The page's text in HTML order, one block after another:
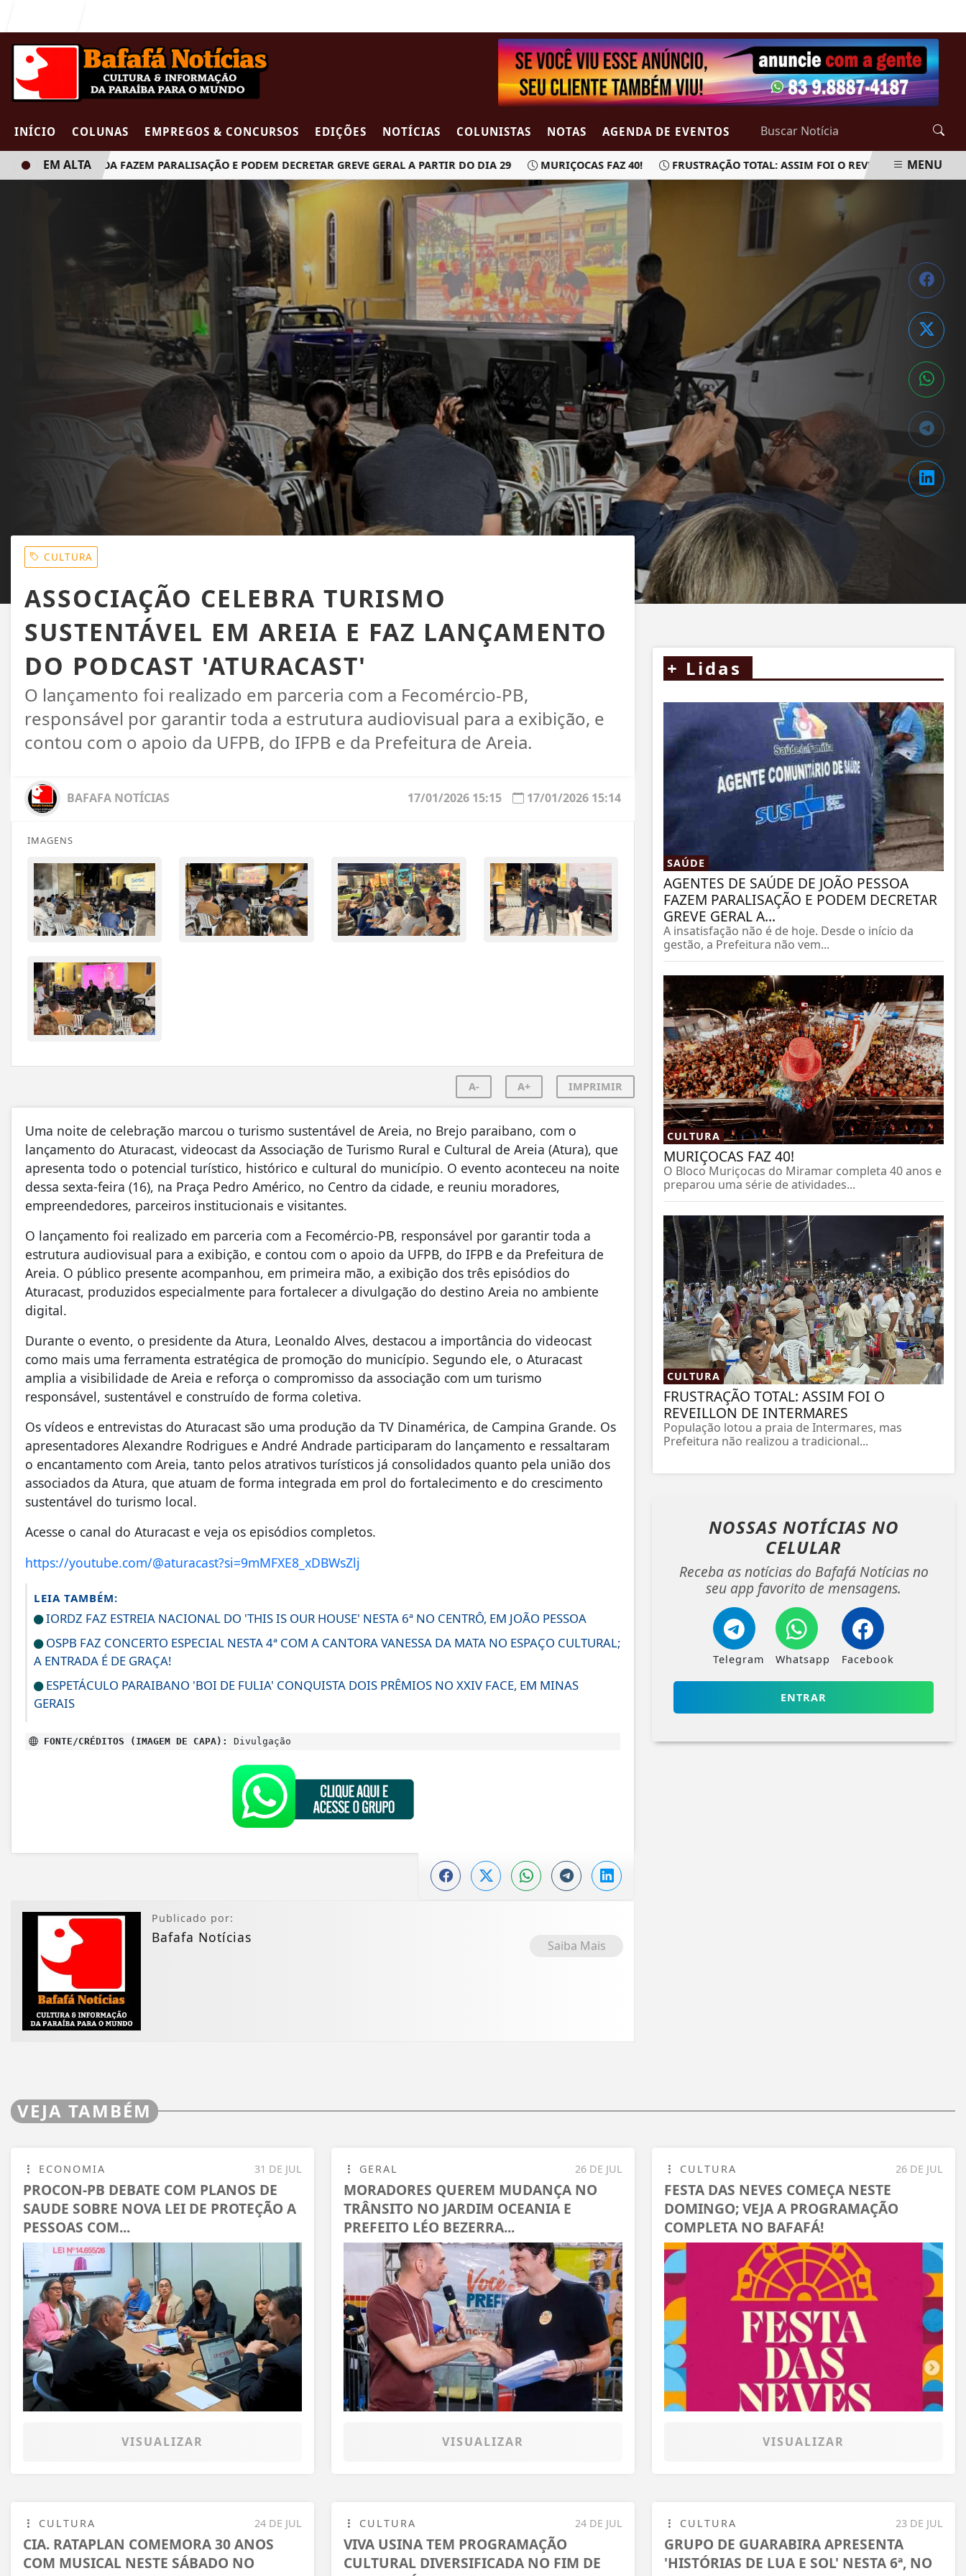
INÍCIO COLUNAS EMPREGOS & CONCURSOS EDIÇÕES NOTÍCIAS COLUNISTAS NOTAS AGENDA DE EVENTOS
DE JOÃO PESSOA FAZEM PARALISAÇÃO E PODEM DECRETAR GREVE GERAL A PARTIR DO DIA 29 MURIÇOCAS FAZ 40! FRUSTRAÇÃO TOTAL: ASSIM FOI O REVEILLON DE INTERMARES
EM ALTA MENU
CULTURA
ASSOCIAÇÃO CELEBRA TURISMO
SUSTENTÁVEL EM AREIA E FAZ LANÇAMENTO
DO PODCAST 'ATURACAST'
O lançamento foi realizado em parceria com a Fecomércio-PB,
responsável por garantir toda a estrutura audiovisual para a exibição, e
contou com o apoio da UFPB, do IFPB e da Prefeitura de Areia.
BAFAFA NOTÍCIAS 17/01/2026 15:14
17/01/2026 15:15
IMAGENS
A- A+ IMPRIMIR
Uma noite de celebração marcou o turismo sustentável de Areia, no Brejo paraibano, com o
lançamento do Aturacast, videocast da Associação de Turismo Rural e Cultural de Areia (Atura), que
apresenta todo o potencial turístico, histórico e cultural do município. O evento aconteceu na noite
dessa sexta-feira (16), na Praça Pedro Américo, no Centro da cidade, e reuniu moradores,
empreendedores, parceiros institucionais e visitantes.
O lançamento foi realizado em parceria com a Fecomércio-PB, responsável por garantir toda a
estrutura audiovisual para a exibição, e contou com o apoio da UFPB, do IFPB e da Prefeitura de
Areia. O público presente acompanhou, em primeira mão, a exibição dos três episódios do
Aturacast, produzidos especialmente para fortalecer a divulgação do destino Areia no ambiente
digital.
Durante o evento, o presidente da Atura, Leonaldo Alves, destacou a importância do videocast
como mais uma ferramenta estratégica de promoção do município. Segundo ele, o Aturacast
amplia a visibilidade de Areia e reforça o compromisso da associação com um turismo
responsável, sustentável e construído de forma coletiva.
Os vídeos e entrevistas do Aturacast são uma produção da TV Dinamérica, de Campina Grande. Os
apresentadores Alexandre Rodrigues e André Andrade participaram do lançamento e ressaltaram
o encantamento com Areia, tanto pelos atrativos turísticos já consolidados quanto pela união dos
associados da Atura, que atuam de forma integrada em prol do fortalecimento e do crescimento
sustentável do turismo local.
Acesse o canal do Aturacast e veja os episódios completos.
https://youtube.com/@aturacast?si=9mMFXE8_xDBWsZlj
LEIA TAMBÉM:
IORDZ FAZ ESTREIA NACIONAL DO 'THIS IS OUR HOUSE' NESTA 6ª NO CENTRÔ, EM JOÃO PESSOA
OSPB FAZ CONCERTO ESPECIAL NESTA 4ª COM A CANTORA VANESSA DA MATA NO ESPAÇO CULTURAL;
A ENTRADA É DE GRAÇA!
ESPETÁCULO PARAIBANO 'BOI DE FULIA' CONQUISTA DOIS PRÊMIOS NO XXIV FACE, EM MINAS
GERAIS
FONTE/CRÉDITOS (IMAGEM DE CAPA): Divulgação
Publicado por:
Bafafa Notícias Saiba Mais
+ Lidas
SAÚDE
AGENTES DE SAÚDE DE JOÃO PESSOA
FAZEM PARALISAÇÃO E PODEM DECRETAR
GREVE GERAL A...
A insatisfação não é de hoje. Desde o início da
gestão, a Prefeitura não vem...
CULTURA
MURIÇOCAS FAZ 40!
O Bloco Muriçocas do Miramar completa 40 anos e
preparou uma série de atividades...
CULTURA
FRUSTRAÇÃO TOTAL: ASSIM FOI O
REVEILLON DE INTERMARES
População lotou a praia de Intermares, mas
Prefeitura não realizou a tradicional...
NOSSAS NOTÍCIAS NO
CELULAR
Receba as notícias do Bafafá Notícias no
seu app favorito de mensagens.
Telegram Whatsapp Facebook
ENTRAR
VEJA TAMBÉM
31 DE JUL
ECONOMIA
PROCON-PB DEBATE COM PLANOS DE
SAUDE SOBRE NOVA LEI DE PROTEÇÃO A
PESSOAS COM...
VISUALIZAR
26 DE JUL
GERAL
MORADORES QUEREM MUDANÇA NO
TRÂNSITO NO JARDIM OCEANIA E
PREFEITO LÉO BEZERRA...
VISUALIZAR
26 DE JUL
CULTURA
FESTA DAS NEVES COMEÇA NESTE
DOMINGO; VEJA A PROGRAMAÇÃO
COMPLETA NO BAFAFÁ!
VISUALIZAR
24 DE JUL
CULTURA
CIA. RATAPLAN COMEMORA 30 ANOS
COM MUSICAL NESTE SÁBADO NO
24 DE JUL
CULTURA
VIVA USINA TEM PROGRAMAÇÃO
CULTURAL DIVERSIFICADA NO FIM DE
23 DE JUL
CULTURA
GRUPO DE GUARABIRA APRESENTA
'HISTÓRIAS DE LUA E SOL' NESTA 6ª, NO